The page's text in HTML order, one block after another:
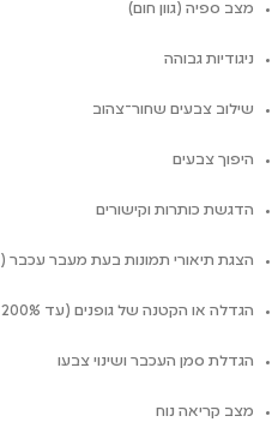
מצב ספיה (גוון חום)
ניגודיות גבוהה
שילוב צבעים שחור־צהוב
היפוך צבעים
הדגשת כותרות וקישורים
הצגת תיאורי תמונות בעת מעבר עכבר (ALT) או באופן קבוע
הגדלה או הקטנה של גופנים (עד 200% או 70%)
הגדלת סמן העכבר ושינוי צבעו
מצב קריאה נוח